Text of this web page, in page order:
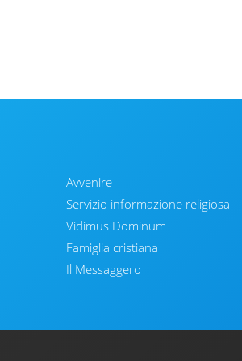
Avvenire
Servizio informazione religiosa
Vidimus Dominum
Famiglia cristiana
Il Messaggero